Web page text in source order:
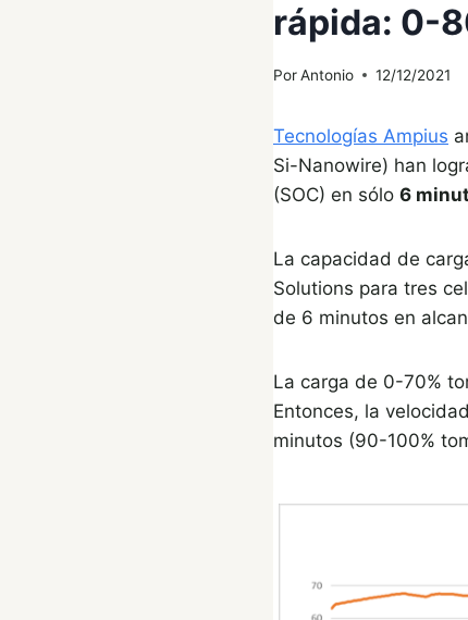
rápida: 0-
PorAntonio 12/12/2021
Tecnologías Ampius
Si-Nanowire) han
(SOC) en sólo 6
La capacidad de
Solutions para tres
de 6 minutos en
La carga de 0-70%
Entonces, la
minutos (90-100%